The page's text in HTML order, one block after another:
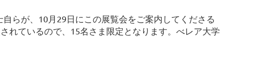
らが、10月29日にこの展覧会をご案内してくださる
れているので、15名さま限定となります。べレア大学